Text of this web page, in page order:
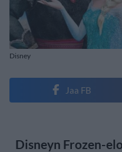
Disney
Jaa FB
Disneyn Frozen-